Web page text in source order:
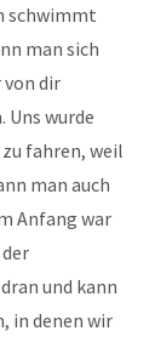
schwimmt
man sich
von dir
wurde
fahren, weil
man auch
Anfang war
und kann
in denen wir